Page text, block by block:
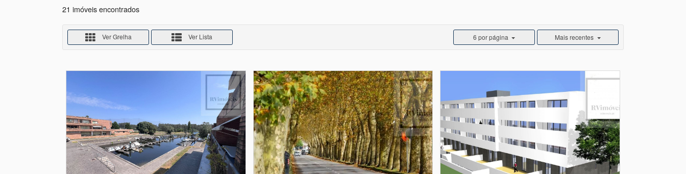
21 imóveis encontrados
Ver Grelha Ver Lista 6 por página Mais recentes